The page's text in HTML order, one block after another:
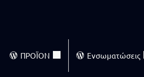
ΠΡΟΪΟΝ Ενσωματώσεις